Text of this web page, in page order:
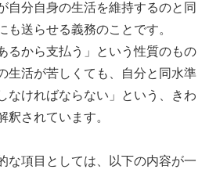
自分自身の生活を維持するのと同
も送らせる義務のことです。
るから支払う」という性質のもの
生活が苦しくても、自分と同水準
なければならない」という、きわ
釈されています。
な項目としては、以下の内容が一